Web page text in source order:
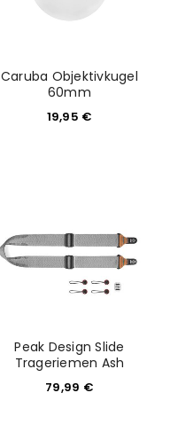
Caruba Objektivkugel
60mm
19,95 €
Peak Design Slide
Trageriemen Ash
79,99 €